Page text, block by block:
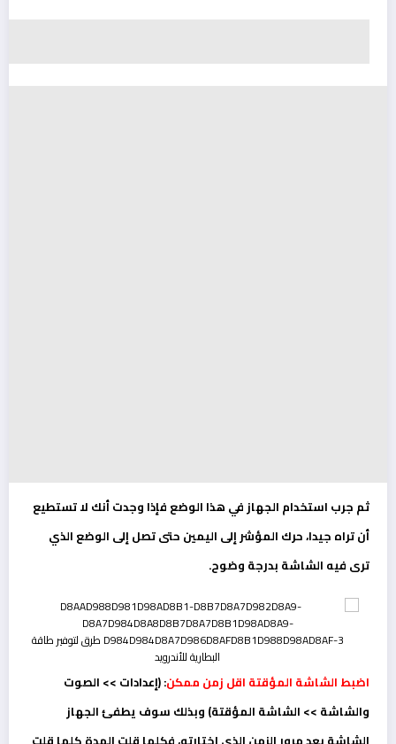
ثم جرب استخدام الجهاز في هذا الوضع فإذا وجدت أنك لا تستطيع
أن تراه جيدا، حرك المؤشر إلى اليمين حتى تصل إلى الوضع الذي
ترى فيه الشاشة بدرجة وضوح.
اضبط الشاشة المؤقتة اقل زمن ممكن: (إعدادات >> الصوت
والشاشة >> الشاشة المؤقتة) وبذلك سوف يطفئ الجهاز